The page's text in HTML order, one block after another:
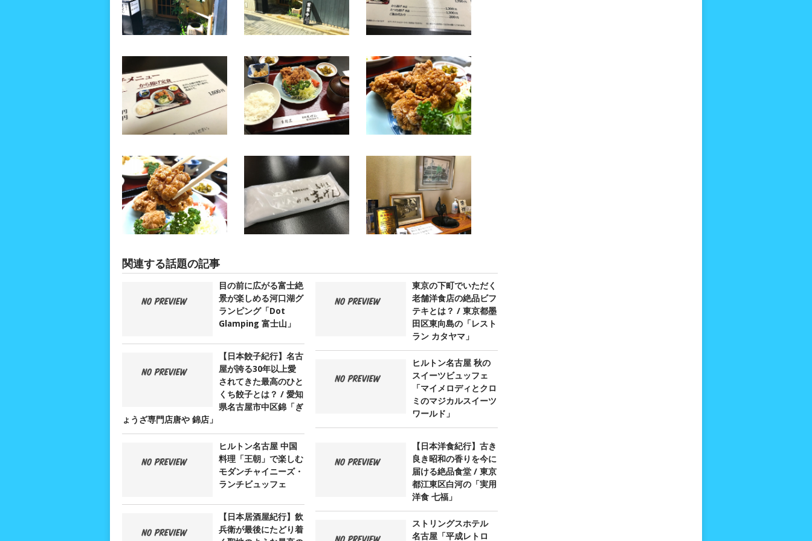
関連する話題の記事
目の前に広がる富士絶
景が楽しめる河口湖グ
ランピング「Dot
Glamping 富士山」
東京の下町でいただく
老舗洋食店の絶品ビフ
テキとは？ / 東京都墨
田区東向島の「レスト
ラン カタヤマ」
【日本餃子紀行】名古
屋が誇る30年以上愛
されてきた最高のひと
くち餃子とは？ / 愛知
県名古屋市中区錦「ぎ
ょうざ専門店唐や 錦店」
ヒルトン名古屋 秋の
スイーツビュッフェ
「マイメロディとクロ
ミのマジカルスイーツ
ワールド」
ヒルトン名古屋 中国
料理「王朝」で楽しむ
モダンチャイニーズ・
ランチビュッフェ
【日本洋食紀行】古き
良き昭和の香りを今に
届ける絶品食堂 / 東京
都江東区白河の「実用
洋食 七福」
【日本居酒屋紀行】飲
兵衛が最後にたどり着
ストリングスホテル
名古屋「平成レトロ